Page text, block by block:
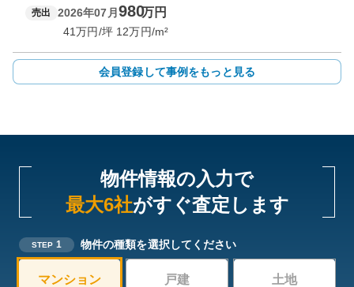
売出 2026年07月 980万円
41万円/坪 12万円/m²
会員登録して事例をもっと見る
物件情報の入力で
最大6社がすぐ査定します
STEP 1 物件の種類を選択してください
マンション 戸建 土地